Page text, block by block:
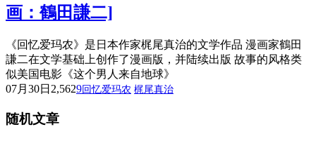
画：鶴田謙二]
《回忆爱玛农》是日本作家梶尾真治的文学作品 漫画家鶴田
謙二在文学基础上创作了漫画版，并陆续出版 故事的风格类
似美国电影《这个男人来自地球》
07月30日 2,5629 回忆爱玛农 梶尾真治
随机文章